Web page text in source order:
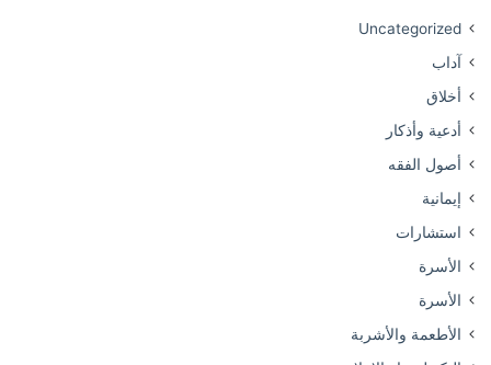
Uncategorized
آداب
أخلاق
أدعية وأذكار
أصول الفقه
إيمانية
استشارات
الأسرة
الأسرة
الأطعمة والأشربة